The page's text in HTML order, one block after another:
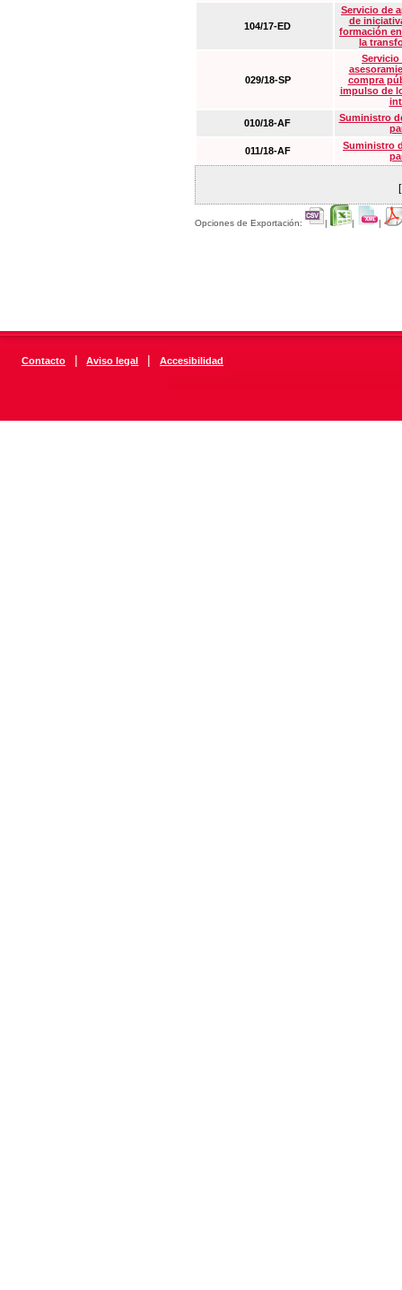
104/17-ED
Servicio de
de
formación
la
029/18-SP
Servicio
compra
impulso de
010/18-AF
Suministro
011/18-AF
Suministro
Opciones de Exportación: | | |
Contacto | Aviso legal | Accesibilidad